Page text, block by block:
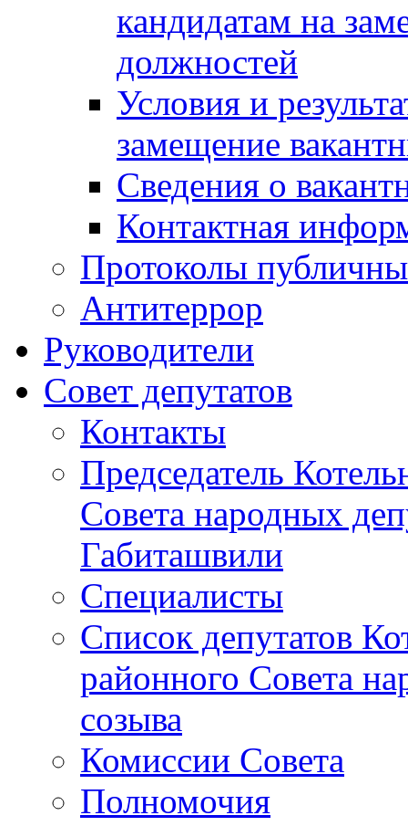
кандидатам на
должностей
Условия и
замещение
Сведения о
Контактная
Протоколы
Антитеррор
Руководители
Совет депутатов
Контакты
Председатель
Совета народных
Габиташвили
Специалисты
Список депутатов
районного Совета
созыва
Комиссии Совета
Полномочия